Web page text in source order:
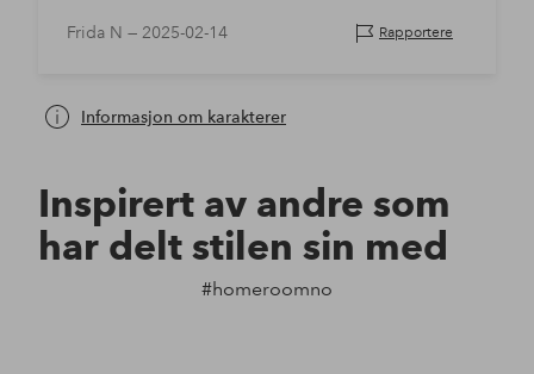
Frida N — 2025-02-14 Rapportere
Informasjon om karakterer
Inspirert av andre som
har delt stilen sin med
#homeroomno